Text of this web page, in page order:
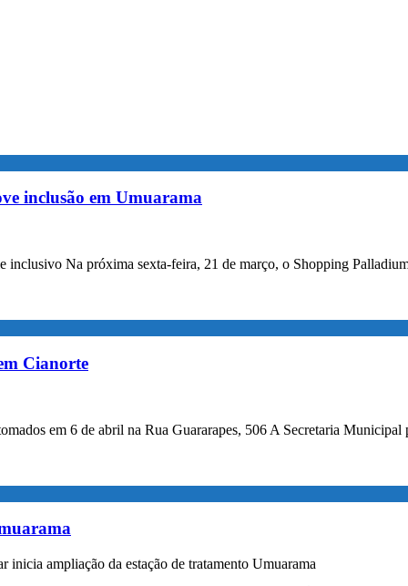
inclusão em Umuarama
Na próxima sexta-feira, 21 de março, o Shopping
Cianorte
em 6 de abril na Rua Guararapes, 506 A Secretaria
inicia ampliação da estação de tratamento Umuarama